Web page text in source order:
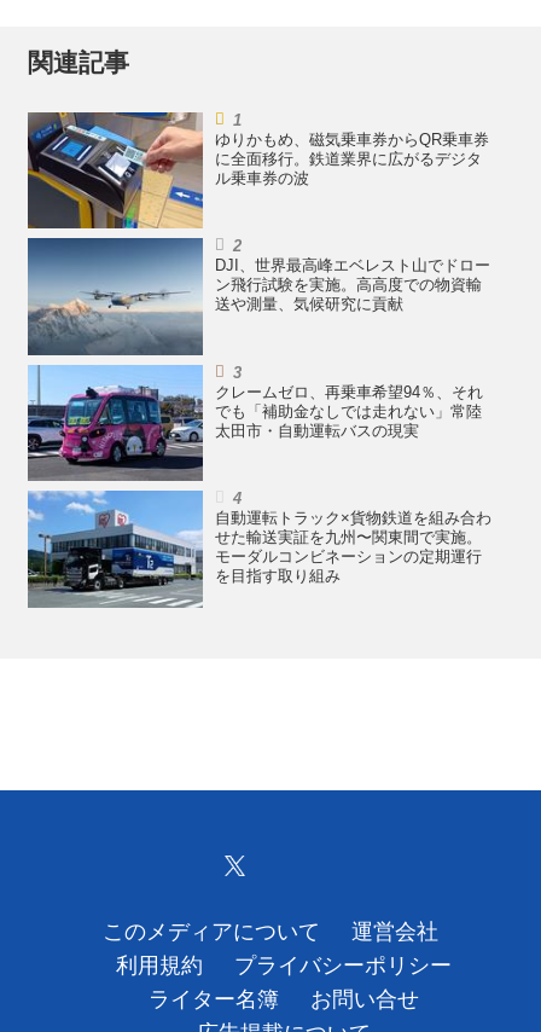
関連記事
ゆりかもめ、磁気乗車券からQR乗車券
に全面移行。鉄道業界に広がるデジタ
ル乗車券の波
DJI、世界最高峰エベレスト山でドロー
ン飛行試験を実施。高高度での物資輸
送や測量、気候研究に貢献
クレームゼロ、再乗車希望94％、それ
でも「補助金なしでは走れない」常陸
太田市・自動運転バスの現実
自動運転トラック×貨物鉄道を組み合わ
せた輸送実証を九州〜関東間で実施。
モーダルコンビネーションの定期運行
を目指す取り組み
このメディアについて
運営会社
利用規約
プライバシーポリシー
ライター名簿
お問い合せ